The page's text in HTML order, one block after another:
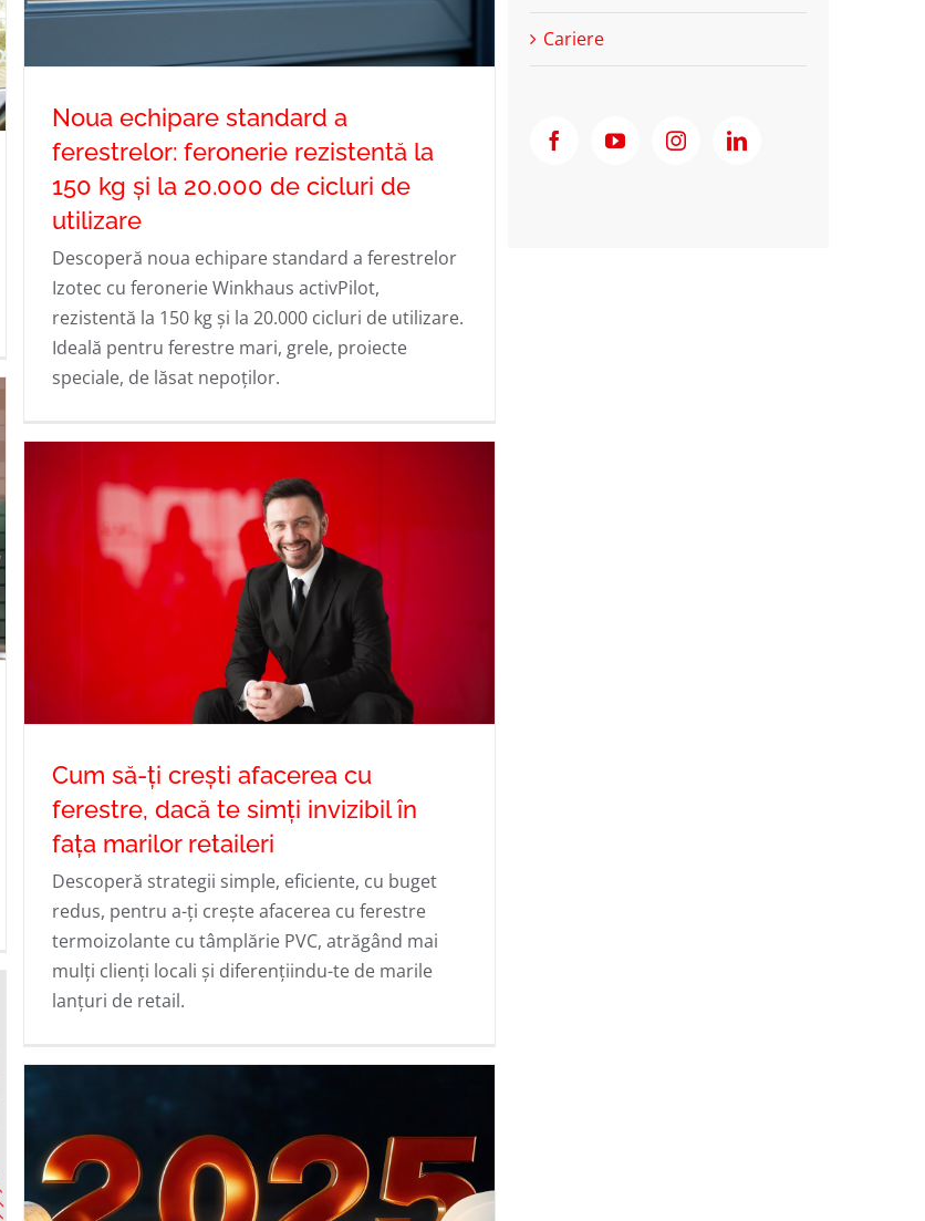
Noua echipare standard a ferestrelor:
de cicluri de utilizare
Noua echipare standard a
ferestrelor: feronerie rezistentă la
150 kg și la 20.000 de cicluri de
utilizare
Descoperă noua echipare standard a ferestrelor
Izotec cu feronerie Winkhaus activPilot,
rezistentă la 150 kg și la 20.000 cicluri de utilizare.
Ideală pentru ferestre mari, grele, proiecte
speciale, de lăsat nepoților.
Cum să-ți crești afacerea cu ferestre,
dacă te simți invizibil în fața marilor
retaileri
Cum să-ți crești afacerea cu
ferestre, dacă te simți invizibil în
fața marilor retaileri
Descoperă strategii simple, eficiente, cu buget
redus, pentru a-ți crește afacerea cu ferestre
termoizolante cu tâmplărie PVC, atrăgând mai
mulți clienți locali și diferențiindu-te de marile
lanțuri de retail.
Cariere